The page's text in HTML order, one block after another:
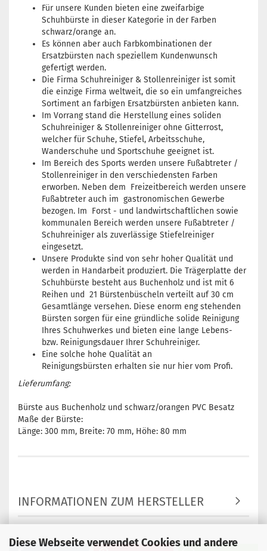
Diese Webseite verwendet Cookies und andere
Für unsere Kunden bieten eine zweifarbige
Schuhbürste in dieser Kategorie in der Farben
schwarz/orange an.
Es können aber auch Farbkombinationen der
Ersatzbürsten nach speziellem Kundenwunsch
gefertigt werden.
Die Firma Schuhreiniger & Stollenreiniger ist somit
die einzige Firma weltweit, die so ein umfangreiches
Sortiment an farbigen Ersatzbürsten anbieten kann.
Im Vorrang stand die Herstellung eines soliden
Schuhreiniger & Stollenreiniger ohne Gitterrost,
welcher für Schuhe, Stiefel, Arbeitsschuhe,
Wanderschuhe und Sportschuhe geeignet ist.
Im Bereich des Sports werden unsere Fußabtreter /
Stollenreiniger in den verschiedensten Farben
erworben. Neben dem Freizeitbereich werden unsere
Fußabtreter auch im gastronomischen Gewerbe
bezogen. Im Forst - und landwirtschaftlichen sowie
kommunalen Bereich werden unsere Fußabtreter /
Schuhreiniger als zuverlässige Stiefelreiniger
eingesetzt.
Unsere Produkte sind von sehr hoher Qualität und
werden in Handarbeit produziert. Die Trägerplatte der
Schuhbürste besteht aus Buchenholz und ist mit 6
Reihen und 21 Bürstenbüscheln verteilt auf 30 cm
Gesamtlänge versehen. Diese enorm eng stehenden
Bürsten sorgen für eine gründliche solide Reinigung
Ihres Schuhwerkes und bieten eine lange Lebens-
bzw. Reinigungsdauer Ihrer Schuhreiniger.
Eine solche hohe Qualität an
Reinigungsbürsten erhalten sie nur hier vom Profi.
Lieferumfang:
Bürste aus Buchenholz und schwarz/orangen PVC Besatz
Maße der Bürste:
Länge: 300 mm, Breite: 70 mm, Höhe: 80 mm
INFORMATIONEN ZUM HERSTELLER